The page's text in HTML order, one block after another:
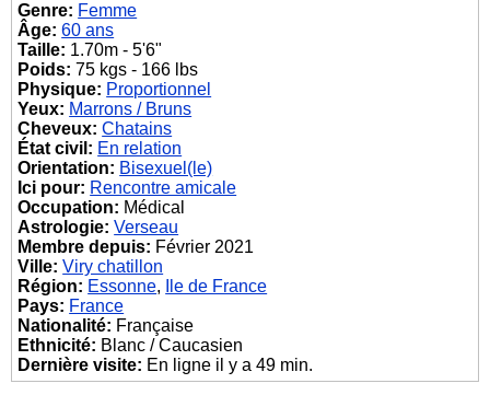
Genre: Femme
Âge: 60 ans
Taille: 1.70m - 5'6"
Poids: 75 kgs - 166 lbs
Physique: Proportionnel
Yeux: Marrons / Bruns
Cheveux: Chatains
État civil: En relation
Orientation: Bisexuel(le)
Ici pour: Rencontre amicale
Occupation: Médical
Astrologie: Verseau
Membre depuis: Février 2021
Ville: Viry chatillon
Région: Essonne,
Ile de France
Pays: France
Nationalité: Française
Ethnicité: Blanc / Caucasien
Dernière visite: En ligne il y a 49 min.